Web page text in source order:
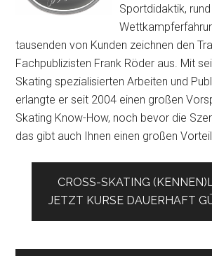
Sportdidaktik,
tausenden von Kunden zeichnen den
Fachpublizisten Frank Röder aus. Mit
Skating spezialisierten Arbeiten und
erlangte er seit 2004 einen großen
Skating Know-How, noch bevor die
das gibt auch Ihnen einen großen
CROSS-SKATING
JETZT KURSE DAUERHAFT